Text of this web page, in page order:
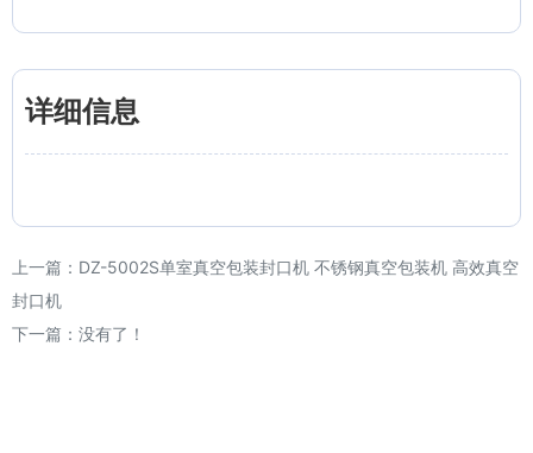
详细信息
上一篇： DZ-5002S单室真空包装封口机 不锈钢真空包装机 高效真空
封口机
下一篇：没有了！